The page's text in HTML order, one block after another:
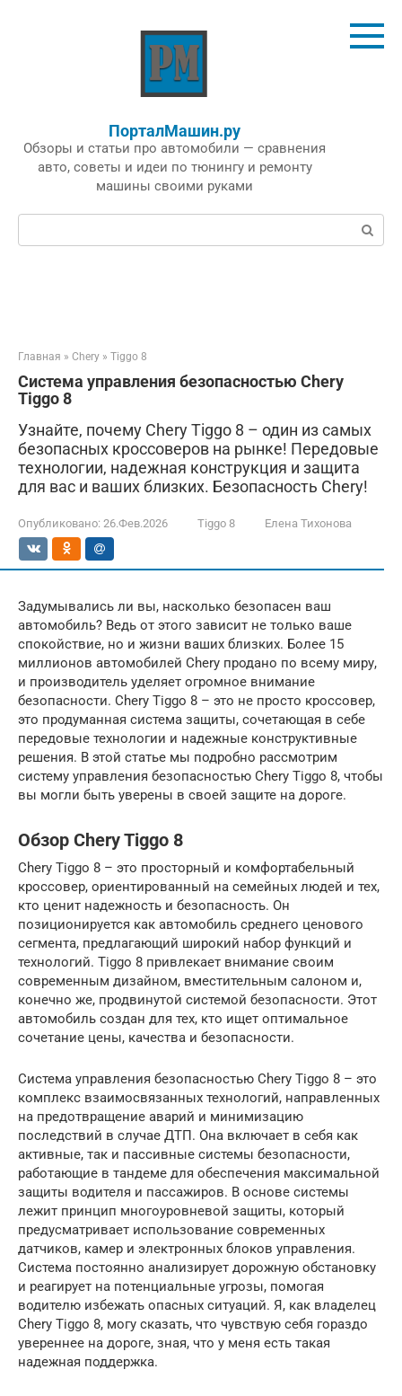
ПорталМашин.ру
Обзоры и статьи про автомобили — сравнения
авто, советы и идеи по тюнингу и ремонту
машины своими руками
Поиск:
Главная » Chery » Tiggo 8
Система управления безопасностью Chery
Tiggo 8
Узнайте, почему Chery Tiggo 8 – один из самых
безопасных кроссоверов на рынке! Передовые
технологии, надежная конструкция и защита
для вас и ваших близких. Безопасность Chery!
Опубликовано: 26.Фев.2026 Tiggo 8 Елена Тихонова
Задумывались ли вы, насколько безопасен ваш
автомобиль? Ведь от этого зависит не только ваше
спокойствие, но и жизни ваших близких. Более 15
миллионов автомобилей Chery продано по всему миру,
и производитель уделяет огромное внимание
безопасности. Chery Tiggo 8 – это не просто кроссовер,
это продуманная система защиты, сочетающая в себе
передовые технологии и надежные конструктивные
решения. В этой статье мы подробно рассмотрим
систему управления безопасностью Chery Tiggo 8, чтобы
вы могли быть уверены в своей защите на дороге.
Обзор Chery Tiggo 8
Chery Tiggo 8 – это просторный и комфортабельный
кроссовер, ориентированный на семейных людей и тех,
кто ценит надежность и безопасность. Он
позиционируется как автомобиль среднего ценового
сегмента, предлагающий широкий набор функций и
технологий. Tiggo 8 привлекает внимание своим
современным дизайном, вместительным салоном и,
конечно же, продвинутой системой безопасности. Этот
автомобиль создан для тех, кто ищет оптимальное
сочетание цены, качества и безопасности.
Система управления безопасностью Chery Tiggo 8 – это
комплекс взаимосвязанных технологий, направленных
на предотвращение аварий и минимизацию
последствий в случае ДТП. Она включает в себя как
активные, так и пассивные системы безопасности,
работающие в тандеме для обеспечения максимальной
защиты водителя и пассажиров. В основе системы
лежит принцип многоуровневой защиты, который
предусматривает использование современных
датчиков, камер и электронных блоков управления.
Система постоянно анализирует дорожную обстановку
и реагирует на потенциальные угрозы, помогая
водителю избежать опасных ситуаций. Я, как владелец
Chery Tiggo 8, могу сказать, что чувствую себя гораздо
увереннее на дороге, зная, что у меня есть такая
надежная поддержка.